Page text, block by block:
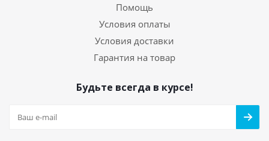
Помощь
Условия оплаты
Условия доставки
Гарантия на товар
Будьте всегда в курсе!